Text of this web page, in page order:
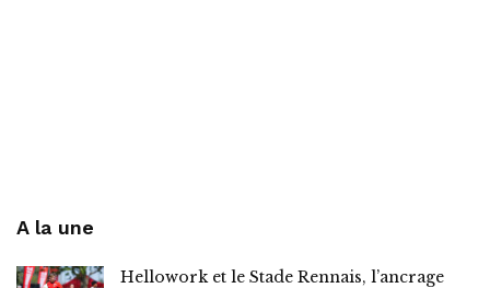
A la une
Hellowork et le Stade Rennais, l’ancrage